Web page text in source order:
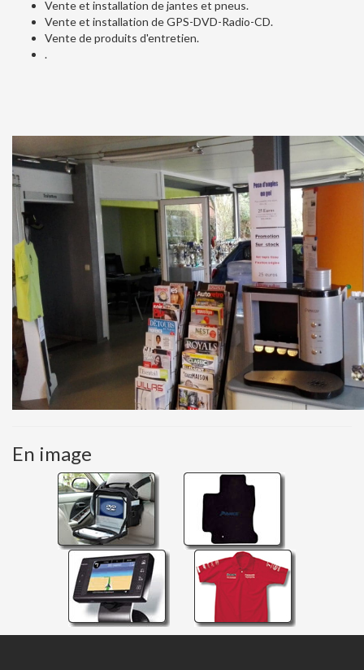
Vente et installation de jantes et pneus.
Vente et installation de GPS-DVD-Radio-CD.
Vente de produits d'entretien.
.
En image